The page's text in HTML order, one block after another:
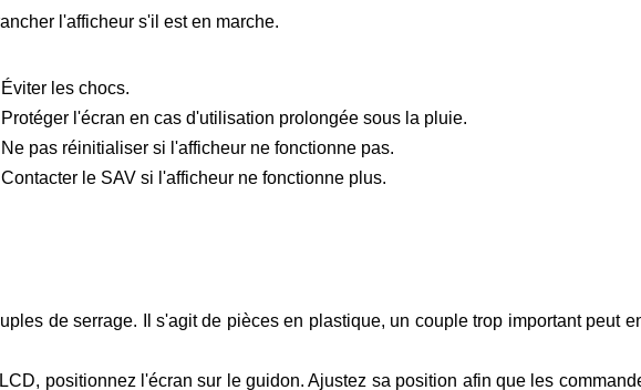
l'afficheur s'il est en marche.
Éviter les chocs.
Protéger l'écran en cas d'utilisation prolongée sous la pluie.
Ne pas réinitialiser si l'afficheur ne fonctionne pas.
Contacter le SAV si l'afficheur ne fonctionne plus.
de serrage. Il s'agit de pièces en plastique, un couple trop important peut
positionnez l'écran sur le guidon. Ajustez sa position afin que les